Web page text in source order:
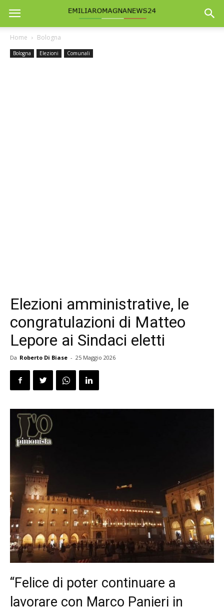
Home Bologna
Bologna Elezioni Comunali
Elezioni amministrative, le
congratulazioni di Matteo
Lepore ai Sindaci eletti
Da Roberto Di Biase - 25 Maggio 2026
“Felice di poter continuare a
lavorare con Marco Panieri in